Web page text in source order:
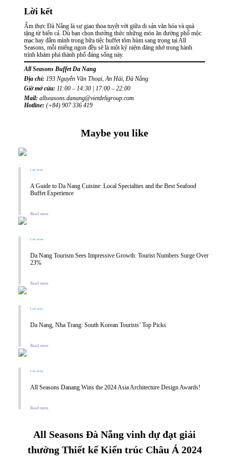
Lời kết
Ẩm thực Đà Nẵng là sự giao thoa tuyệt vời giữa di sản văn hóa và quà
tặng từ biển cả. Dù bạn chọn thưởng thức những món ăn đường phố mộc
mạc hay đắm mình trong bữa tiệc buffet tôm hùm sang trọng tại All
Seasons, mỗi miếng ngon đều sẽ là một kỷ niệm đáng nhớ trong hành
trình khám phá thành phố đáng sống này.
All Seasons Buffet Da Nang
Địa chỉ: 193 Nguyễn Văn Thoại, An Hải, Đà Nẵng
Giờ mở cửa: 11:00 – 14:30 | 17:00 – 22:00
Mail: allseasons.danang@vietdeligroup.com
Hotline: (+84) 907 336 419
Maybe you like
Last news
A Guide to Da Nang Cuisine: Local Specialties and the Best Seafood
Buffet Experience
Read more
Last news
Da Nang Tourism Sees Impressive Growth: Tourist Numbers Surge Over
23%
Read more
Last news
Da Nang, Nha Trang: South Korean Tourists’ Top Picks
Read more
Last news
All Seasons Danang Wins the 2024 Asia Architecture Design Awards!
Read more
All Seasons Đà Nẵng vinh dự đạt giải
thưởng Thiết kế Kiến trúc Châu Á 2024